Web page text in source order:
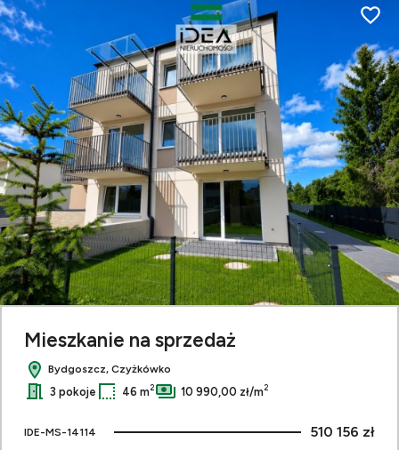
Dodaj
Mieszkanie na sprzedaż
Bydgoszcz, Czyżkówko
3 pokoje 46 m2 10 990,00 zł/m2
IDE-MS-14114 510 156 zł